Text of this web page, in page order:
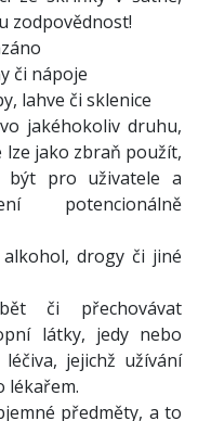
zodpovědnost!
či nápoje
lahve či sklenice
jakéhokoliv druhu,
jako zbraň použít,
pro uživatele a
potencionálně
drogy či jiné
či přechovávat
látky, jedy nebo
jejichž užívání
lékařem.
předměty, a to